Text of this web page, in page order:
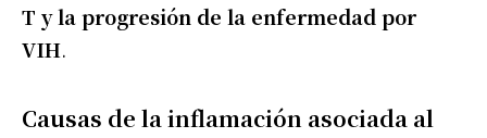
T y la progresión de la enfermedad por
VIH.
Causas de la inflamación asociada al